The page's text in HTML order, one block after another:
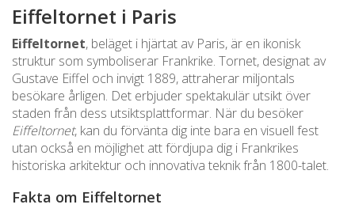
Eiffeltornet i Paris
Eiffeltornet, beläget i hjärtat av Paris, är en ikonisk
struktur som symboliserar Frankrike. Tornet, designat av
Gustave Eiffel och invigt 1889, attraherar miljontals
besökare årligen. Det erbjuder spektakulär utsikt över
staden från dess utsiktsplattformar. När du besöker
Eiffeltornet, kan du förvänta dig inte bara en visuell fest
utan också en möjlighet att fördjupa dig i Frankrikes
historiska arkitektur och innovativa teknik från 1800-talet.
Fakta om Eiffeltornet